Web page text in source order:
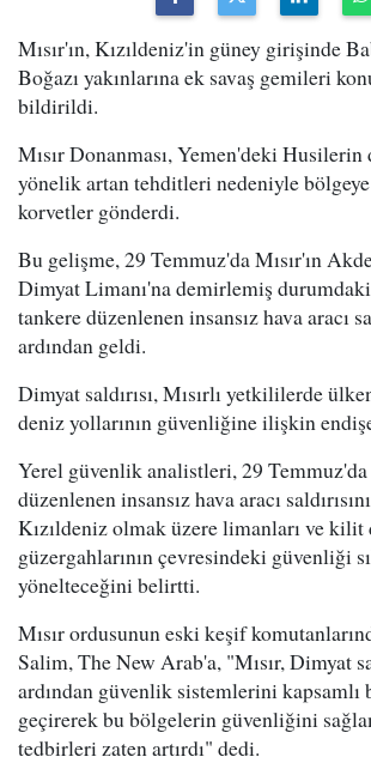
Mısır'ın, Kızıldeniz'in güney girişinde
Boğazı yakınlarına ek savaş gemileri
bildirildi.
Mısır Donanması, Yemen'deki
yönelik artan tehditleri nedeniyle
korvetler gönderdi.
Bu gelişme, 29 Temmuz'da Mısır'ın
Dimyat Limanı'na demirlemiş
tankere düzenlenen insansız hava aracı
ardından geldi.
Dimyat saldırısı, Mısırlı yetkililerde
deniz yollarının güvenliğine ilişkin
Yerel güvenlik analistleri, 29
düzenlenen insansız hava aracı
Kızıldeniz olmak üzere limanları ve kilit
güzergahlarının çevresindeki güvenliği
yönelteceğini belirtti.
Mısır ordusunun eski keşif
Salim, The New Arab'a, "Mısır, Dimyat
ardından güvenlik sistemlerini kapsamlı
geçirerek bu bölgelerin güvenliğini
tedbirleri zaten artırdı" dedi.